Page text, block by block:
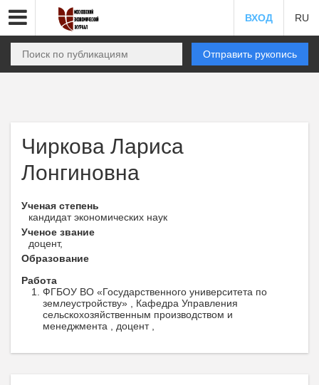
ВХОД RU
Отправить рукопись
Чиркова Лариса
Лонгиновна
Ученая степень
кандидат экономических наук
Ученое звание
доцент,
Образование
Работа
ФГБОУ ВО «Государственного университета по
землеустройству» , Кафедра Управления
сельскохозяйственным производством и
менеджмента , доцент ,